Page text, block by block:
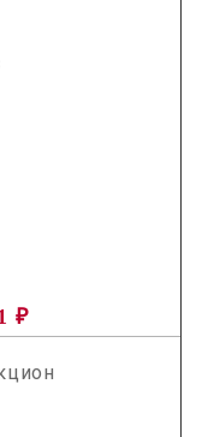
₽